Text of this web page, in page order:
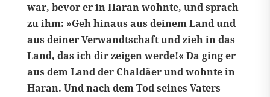
war, bevor er in Haran wohnte, und sprach
zu ihm: »Geh hinaus aus deinem Land und
aus deiner Verwandtschaft und zieh in das
Land, das ich dir zeigen werde!« Da ging er
aus dem Land der Chaldäer und wohnte in
Haran. Und nach dem Tod seines Vaters